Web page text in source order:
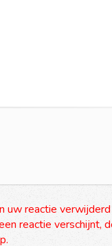
uw reactie
reactie verschijnt,